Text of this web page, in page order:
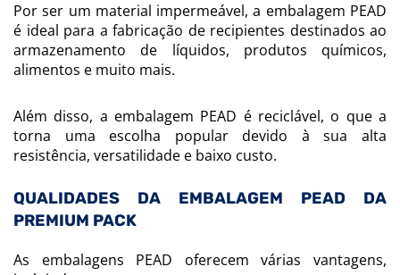
Por ser um material impermeável, a embalagem PEAD
é ideal para a fabricação de recipientes destinados ao
armazenamento de líquidos, produtos químicos,
alimentos e muito mais.
Além disso, a embalagem PEAD é reciclável, o que a
torna uma escolha popular devido à sua alta
resistência, versatilidade e baixo custo.
QUALIDADES DA EMBALAGEM PEAD DA
PREMIUM PACK
As embalagens PEAD oferecem várias vantagens,